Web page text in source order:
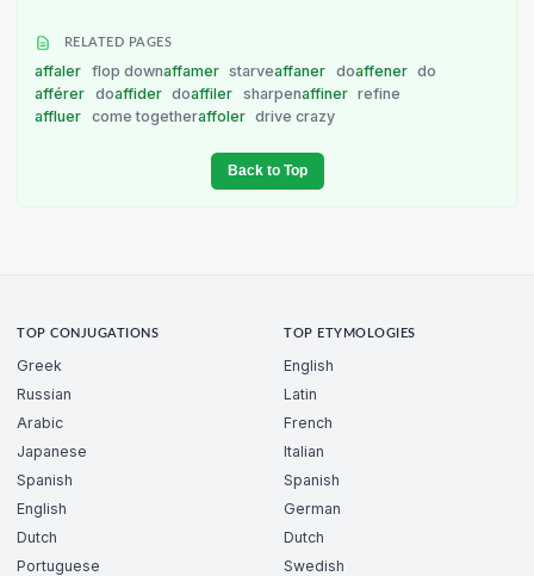
RELATED PAGES
affaler flop downaffamer starveaffaner doaffener do
afférer doaffider doaffiler sharpenaffiner refine
affluer come togetheraffoler drive crazy
Back to Top
TOP CONJUGATIONS
Greek
Russian
Arabic
Japanese
Spanish
English
Dutch
Portuguese
TOP ETYMOLOGIES
English
Latin
French
Italian
Spanish
German
Dutch
Swedish